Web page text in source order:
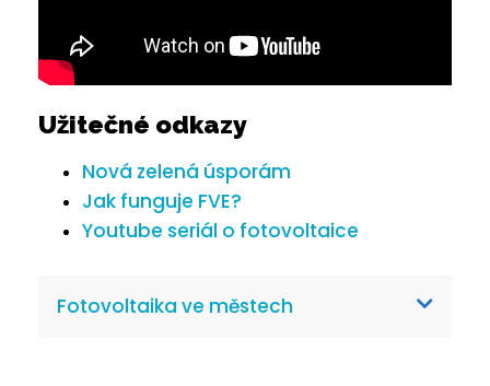
Užitečné odkazy
Nová zelená úsporám
Jak funguje FVE?
Youtube seriál o fotovoltaice
Fotovoltaika ve městech